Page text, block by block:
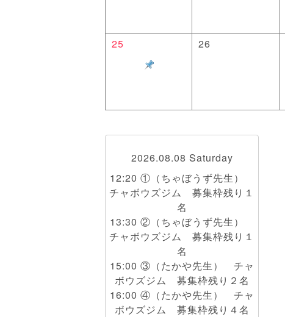
25 26
2026.08.08 Saturday
12:20 ①（ちゃぼうず先生）
チャボウズジム 募集枠残り１
名
13:30 ②（ちゃぼうず先生）
チャボウズジム 募集枠残り１
名
15:00 ③（たかや先生） チャ
ボウズジム 募集枠残り２名
16:00 ④（たかや先生） チャ
ボウズジム 募集枠残り４名